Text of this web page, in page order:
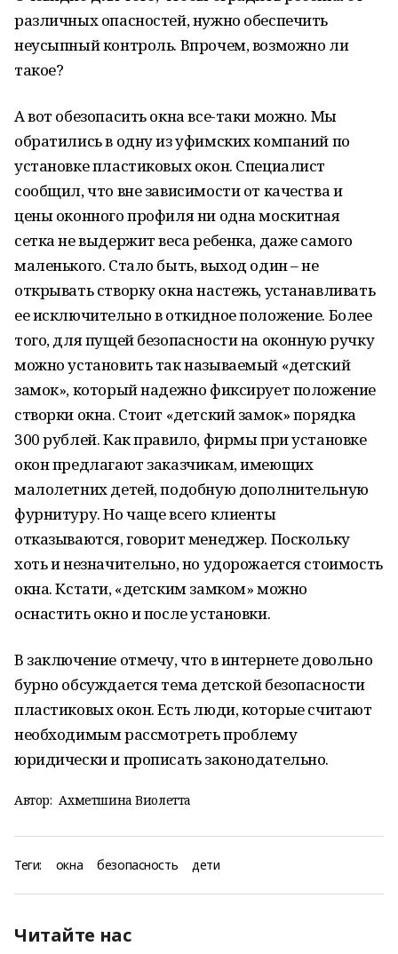
различных опасностей, нужно обеспечить
неусыпный контроль. Впрочем, возможно ли
такое?
А вот обезопасить окна все-таки можно. Мы
обратились в одну из уфимских компаний по
установке пластиковых окон. Специалист
сообщил, что вне зависимости от качества и
цены оконного профиля ни одна москитная
сетка не выдержит веса ребенка, даже самого
маленького. Стало быть, выход один – не
открывать створку окна настежь, устанавливать
ее исключительно в откидное положение. Более
того, для пущей безопасности на оконную ручку
можно установить так называемый «детский
замок», который надежно фиксирует положение
створки окна. Стоит «детский замок» порядка
300 рублей. Как правило, фирмы при установке
окон предлагают заказчикам, имеющих
малолетних детей, подобную дополнительную
фурнитуру. Но чаще всего клиенты
отказываются, говорит менеджер. Поскольку
хоть и незначительно, но удорожается стоимость
окна. Кстати, «детским замком» можно
оснастить окно и после установки.
В заключение отмечу, что в интернете довольно
бурно обсуждается тема детской безопасности
пластиковых окон. Есть люди, которые считают
необходимым рассмотреть проблему
юридически и прописать законодательно.
Автор: Ахметшина Виолетта
Теги: окна безопасность дети
Читайте нас